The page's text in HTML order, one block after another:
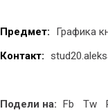
Предмет:
Графика
Контакт:
Подели на: Fb Tw